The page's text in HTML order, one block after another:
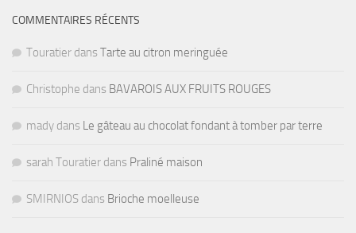
COMMENTAIRES RÉCENTS
Touratier dans Tarte au citron meringuée
Christophe dans BAVAROIS AUX FRUITS ROUGES
mady dans Le gâteau au chocolat fondant à tomber par terre
sarah Touratier dans Praliné maison
SMIRNIOS dans Brioche moelleuse